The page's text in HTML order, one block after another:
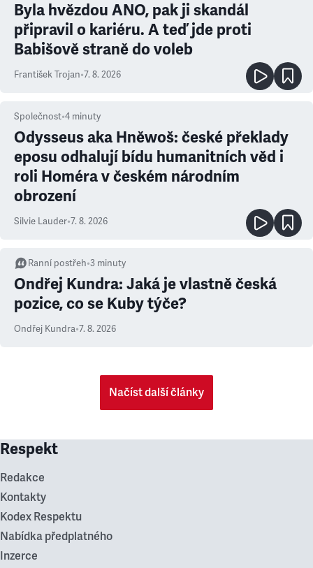
Byla hvězdou ANO, pak ji skandál
připravil o kariéru. A teď jde proti
Babišově straně do voleb
František Trojan•7. 8. 2026
Společnost•4 minuty
Odysseus aka Hněwoš: české překlady
eposu odhalují bídu humanitních věd i
roli Homéra v českém národním
obrození
Silvie Lauder•7. 8. 2026
Ranní postřeh•3 minuty
Ondřej Kundra: Jaká je vlastně česká
pozice, co se Kuby týče?
Ondřej Kundra•7. 8. 2026
Načíst další články
Respekt
Redakce
Kontakty
Kodex Respektu
Nabídka předplatného
Inzerce